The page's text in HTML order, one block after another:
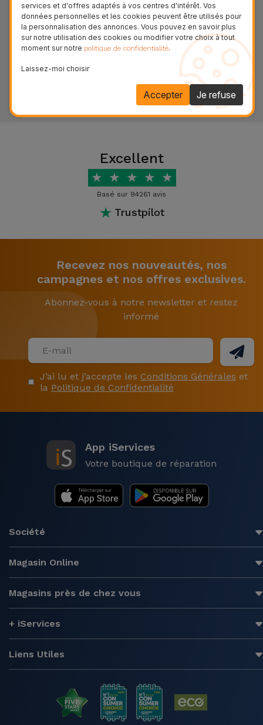
Vélo
Accessoires
d'ordinateur
Tablette
smartphone l'été
21/07/2025 14:48 - Tiago Miguel Magalhães de Abreu
En été, on n'est jamais trop prudent avec son
smartphone. iServices vous propose quelques
conseils pour prolonger sa durée de vie. Prenez-en
Excellent
★ ★ ★ ★ ★
Basé sur 94261 avis
★ Trustpilot
Recevez nos nouveautés, nos
campagnes et nos offres exclusives.
Abonnez-vous à notre newsletter et restez
informé
J’ai lu et j’accepte les Conditions Générales et
la Politique de Confidentialité
App iServices
Votre boutique de réparation
Société
Magasin Online
Magasins près de chez vous
+ iServices
Liens Utiles
services et d'offres adaptés à vos centres d'intérêt. Vos
données personnelles et les cookies peuvent être utilisés pour
la personnalisation des annonces. Vous pouvez en savoir plus
sur notre utilisation des cookies ou modifier votre choix à tout
moment sur notre politique de confidentialité.
Laissez-moi choisir
Je refuse
Accepter